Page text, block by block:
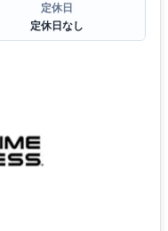
定休日
定休日なし